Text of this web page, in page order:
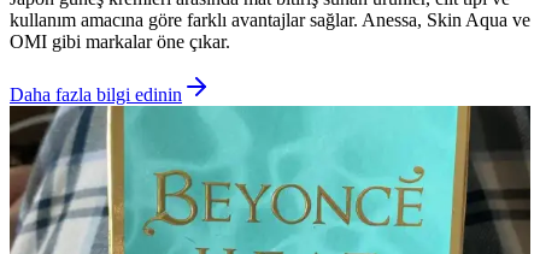
kullanım amacına göre farklı avantajlar sağlar. Anessa, Skin Aqua ve
OMI gibi markalar öne çıkar.
Daha fazla bilgi edinin